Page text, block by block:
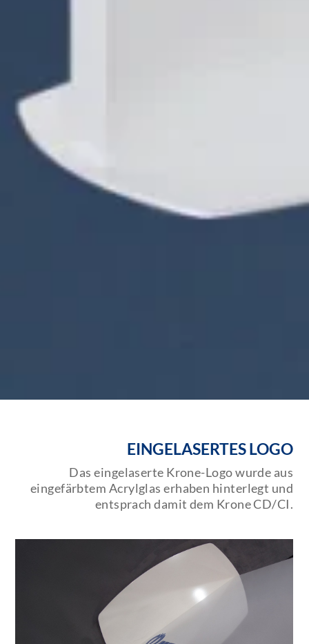
EINGELASERTES LOGO
Das eingelaserte Krone-Logo wurde aus
eingefärbtem Acrylglas erhaben hinterlegt und
entsprach damit dem Krone CD/CI.